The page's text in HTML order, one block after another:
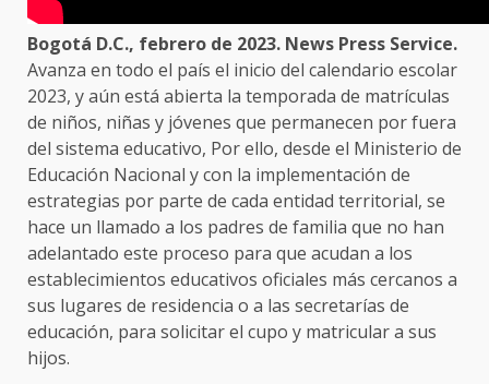
Bogotá D.C., febrero de 2023. News Press Service.
Avanza en todo el país el inicio del calendario escolar
2023, y aún está abierta la temporada de matrículas
de niños, niñas y jóvenes que permanecen por fuera
del sistema educativo, Por ello, desde el Ministerio de
Educación Nacional y con la implementación de
estrategias por parte de cada entidad territorial, se
hace un llamado a los padres de familia que no han
adelantado este proceso para que acudan a los
establecimientos educativos oficiales más cercanos a
sus lugares de residencia o a las secretarías de
educación, para solicitar el cupo y matricular a sus
hijos.